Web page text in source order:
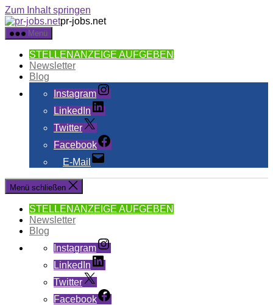
Zum Inhalt springen
pr-jobs.net
Menü
STELLENANZEIGE AUFGEBEN
Newsletter
Blog
Instagram
LinkedIn
Twitter
Facebook
E-Mail
Menü schließen
STELLENANZEIGE AUFGEBEN
Newsletter
Blog
Instagram
LinkedIn
Twitter
Facebook